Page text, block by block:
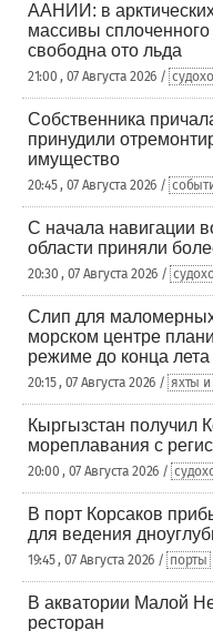
ААНИИ: в
массивы сплоченного
свободна ото льда
21:00 , 07 Августа 2026 /
Собственника
принудили
имущество
20:45 , 07 Августа 2026 /
С начала навигации
области приняли
20:30 , 07 Августа 2026 /
Слип для
морском центре
режиме до конца лета
20:15 , 07 Августа 2026 / яхты и
Кыргызстан получил
мореплавания с
20:00 , 07 Августа 2026 /
В порт Корсаков
для ведения
19:45 , 07 Августа 2026 / порты
В акватории Малой
ресторан